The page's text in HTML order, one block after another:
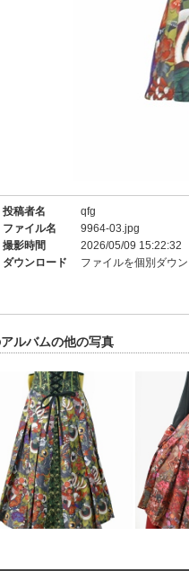
投稿者名
qfg
ファイル名
9964-03.jpg
撮影時間
2026/05/09 15:22:32
ダウンロード
ファイルを個別ダウ
ルバムの他の写真